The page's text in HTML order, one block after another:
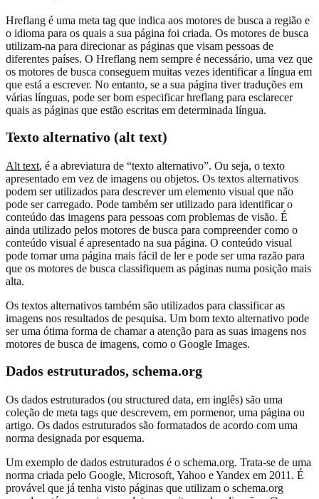
Hreflang é uma meta tag que indica aos motores de busca a região e
o idioma para os quais a sua página foi criada. Os motores de busca
utilizam-na para direcionar as páginas que visam pessoas de
diferentes países. O Hreflang nem sempre é necessário, uma vez que
os motores de busca conseguem muitas vezes identificar a língua em
que está a escrever. No entanto, se a sua página tiver traduções em
várias línguas, pode ser bom especificar hreflang para esclarecer
quais as páginas que estão escritas em determinada língua.
Texto alternativo (alt text)
Alt text, é a abreviatura de “texto alternativo”. Ou seja, o texto
apresentado em vez de imagens ou objetos. Os textos alternativos
podem ser utilizados para descrever um elemento visual que não
pode ser carregado. Pode também ser utilizado para identificar o
conteúdo das imagens para pessoas com problemas de visão. É
ainda utilizado pelos motores de busca para compreender como o
conteúdo visual é apresentado na sua página. O conteúdo visual
pode tornar uma página mais fácil de ler e pode ser uma razão para
que os motores de busca classifiquem as páginas numa posição mais
alta.
Os textos alternativos também são utilizados para classificar as
imagens nos resultados de pesquisa. Um bom texto alternativo pode
ser uma ótima forma de chamar a atenção para as suas imagens nos
motores de busca de imagens, como o Google Images.
Dados estruturados, schema.org
Os dados estruturados (ou structured data, em inglês) são uma
coleção de meta tags que descrevem, em pormenor, uma página ou
artigo. Os dados estruturados são formatados de acordo com uma
norma designada por esquema.
Um exemplo de dados estruturados é o schema.org. Trata-se de uma
norma criada pelo Google, Microsoft, Yahoo e Yandex em 2011. É
provável que já tenha visto páginas que utilizam o schema.org